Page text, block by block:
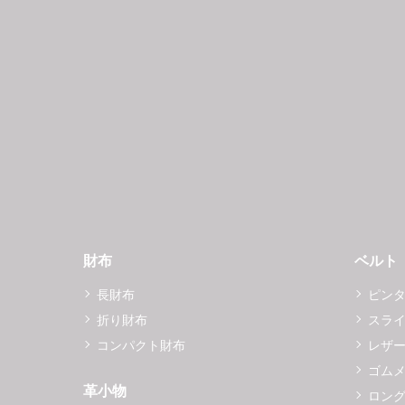
財布
長財布
折り財布
コンパクト財布
革小物
ベルト
ピン
スラ
レザ
ゴム
ロン